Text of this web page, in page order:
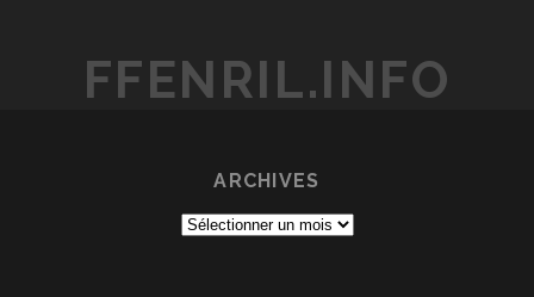
FFENRIL.INFO
ARCHIVES
Archives